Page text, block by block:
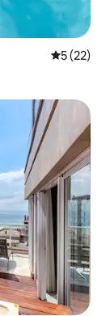
5 (22)